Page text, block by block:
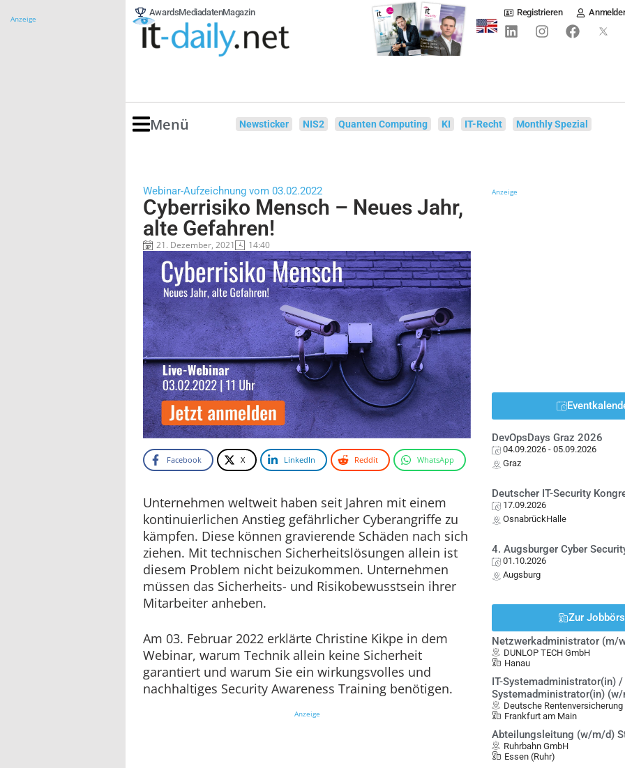
Anzeige
AwardsMediadatenMagazin Registrieren
Menü Newsticker NIS2 Quanten Computing KI IT-Recht Monthly Spezial
Webinar-Aufzeichnung vom 03.02.2022
Cyberrisiko Mensch – Neues Jahr,
alte Gefahren!
21. Dezember, 2021 14:40
Facebook X LinkedIn Reddit WhatsApp
Unternehmen weltweit haben seit Jahren mit einem
kontinuierlichen Anstieg gefährlicher Cyberangriffe zu
kämpfen. Diese können gravierende Schäden nach sich
ziehen. Mit technischen Sicherheitslösungen allein ist
diesem Problem nicht beizukommen. Unternehmen
müssen das Sicherheits- und Risikobewusstsein ihrer
Mitarbeiter anheben.
Am 03. Februar 2022 erklärte Christine Kikpe in dem
Webinar, warum Technik allein keine Sicherheit
garantiert und warum Sie ein wirkungsvolles und
nachhaltiges Security Awareness Training benötigen.
Anzeige
Anzeige
DevOpsDays Graz 2026
04.09.2026 - 05.09.2026
Graz
Deutscher IT-Security
17.09.2026
OsnabrückHalle
4. Augsburger Cyber
01.10.2026
Augsburg
Zur
Netzwerkadministrator (m/
DUNLOP TECH GmbH
Hanau
IT-Systemadministrator(in) /
Systemadministrator(in)
Deutsche
Frankfurt am Main
Abteilungsleitung (w/m/d)
Ruhrbahn GmbH
Essen (Ruhr)